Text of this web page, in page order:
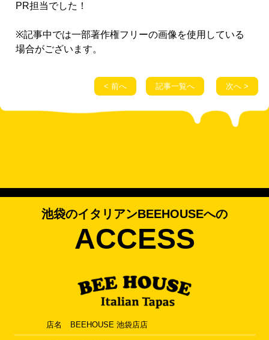
PR担当でした！
※記事中では一部著作権フリーの画像を使用している
場合がございます。
< 前へ 記事一覧へ 次へ >
池袋のイタリアンBEEHOUSEへの
ACCESS
店名 BEEHOUSE 池袋店店